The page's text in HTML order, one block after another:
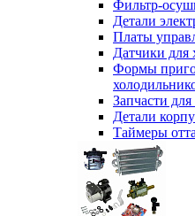
Фильтр-
Детали
Платы
Датчики для
Формы
Запчасти
Детали
Таймеры